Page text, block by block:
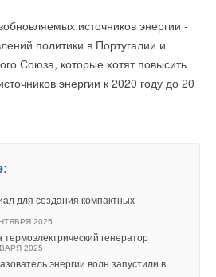
источников энергии -
политики в Португалии и
Союза, которые хотят повысить
энергии к 2020 году до 20
для создания компактных
2025
генератор
2025
энергии волн запустили в
настройке и отслеживанию
с системой может
MAGNA3 помогает
как компании, воплощающей в
рациональные и
дизайна (Design Centre)
С учётом его размеров, это одна из
систем на рынке. По мнению жюри,
вклад в сокращение объемов
циркуляционных насосов.
монтаж изоляции. Отсутствие
риск возникновения зазоров между
эксплуатации. Тепллоизоляция
долгим сроком эксплуатации и
комментарии к новости (